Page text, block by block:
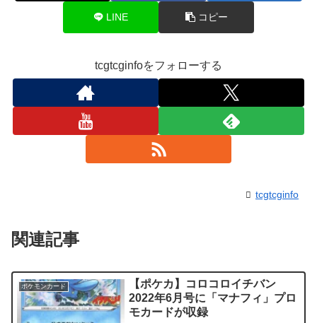
LINE コピー
tcgtcginfoをフォローする
tcgtcginfo
関連記事
ポケモンカード
【ポケカ】コロコロイチバン
2022年6月号に「マナフィ」プロ
モカードが収録